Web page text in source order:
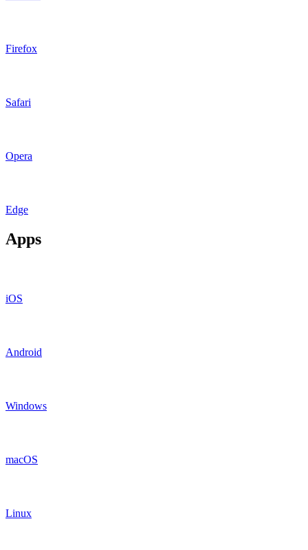
Firefox
Safari
Opera
Edge
Apps
iOS
Android
Windows
macOS
Linux